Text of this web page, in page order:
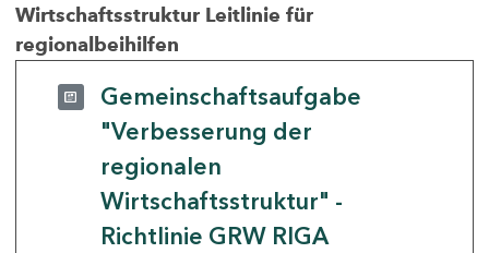
Wirtschaftsstruktur Leitlinie für
regionalbeihilfen
Gemeinschaftsaufgabe
"Verbesserung der
regionalen
Wirtschaftsstruktur" -
Richtlinie GRW RIGA